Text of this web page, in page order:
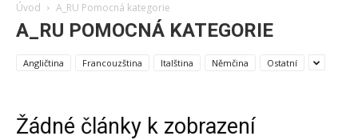
Úvod A_RU Pomocná kategorie
A_RU POMOCNÁ KATEGORIE
Angličtina Francouzština Italština Němčina Ostatní
Žádné články k zobrazení